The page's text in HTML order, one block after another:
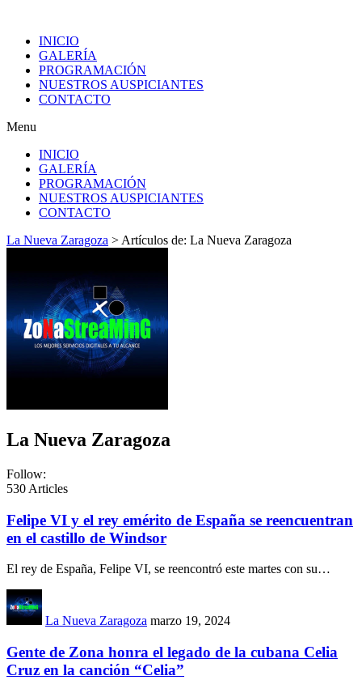
INICIO
GALERÍA
PROGRAMACIÓN
NUESTROS AUSPICIANTES
CONTACTO
Menu
INICIO
GALERÍA
PROGRAMACIÓN
NUESTROS AUSPICIANTES
CONTACTO
La Nueva Zaragoza > Artículos de: La Nueva Zaragoza
La Nueva Zaragoza
Follow:
530 Articles
Felipe VI y el rey emérito de España se reencuentran
en el castillo de Windsor
El rey de España, Felipe VI, se reencontró este martes con su…
La Nueva Zaragoza marzo 19, 2024
Gente de Zona honra el legado de la cubana Celia
Cruz en la canción “Celia”